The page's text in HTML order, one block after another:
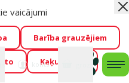
cenas mīluļu TOP
tieši Tavs mīlulis
→Piedalīties
Mans
konts
vaicājumi
Barība grauzējiem
Kaķu mājas